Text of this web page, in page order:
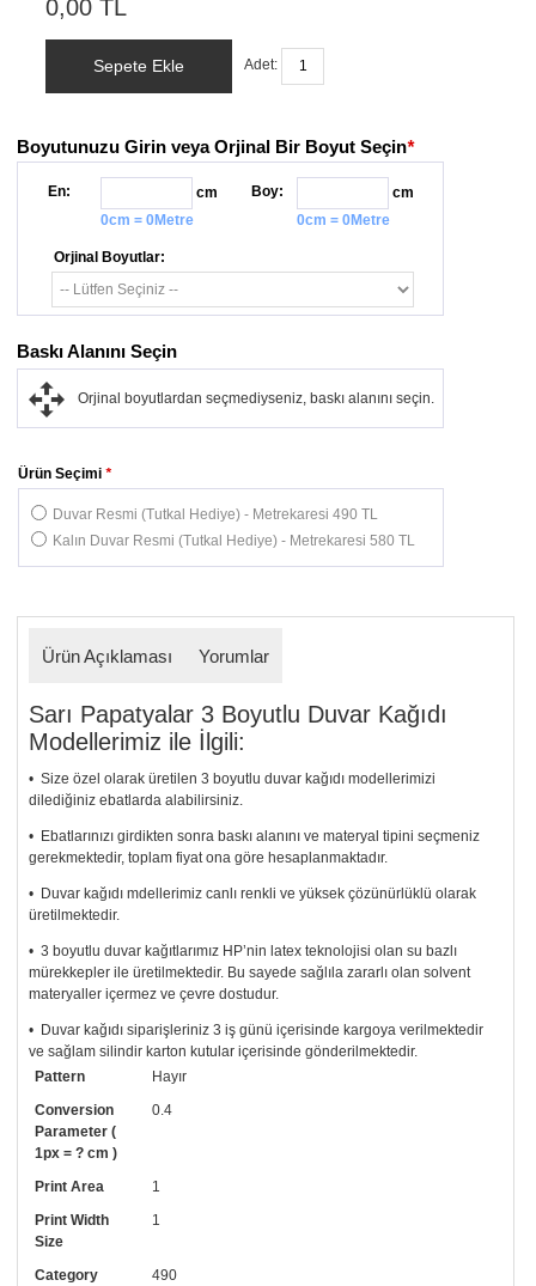
0,00 TL
Sepete Ekle Adet:
Boyutunuzu Girin veya Orjinal Bir Boyut Seçin*
En:
cm
0cm = 0Metre
Boy:
cm
0cm = 0Metre
Orjinal Boyutlar:
*
Ürün Seçimi
Duvar Resmi (Tutkal Hediye) - Metrekaresi 490 TL
Kalın Duvar Resmi (Tutkal Hediye) - Metrekaresi 580 TL
Baskı Alanını Seçin
Orjinal boyutlardan seçmediyseniz, baskı alanını seçin.
Ürün Açıklaması Yorumlar
Sarı Papatyalar 3 Boyutlu Duvar Kağıdı
Modellerimiz ile İlgili:
• Size özel olarak üretilen 3 boyutlu duvar kağıdı modellerimizi
dilediğiniz ebatlarda alabilirsiniz.
• Ebatlarınızı girdikten sonra baskı alanını ve materyal tipini seçmeniz
gerekmektedir, toplam fiyat ona göre hesaplanmaktadır.
• Duvar kağıdı mdellerimiz canlı renkli ve yüksek çözünürlüklü olarak
üretilmektedir.
• 3 boyutlu duvar kağıtlarımız HP’nin latex teknolojisi olan su bazlı
mürekkepler ile üretilmektedir. Bu sayede sağlıla zararlı olan solvent
materyaller içermez ve çevre dostudur.
• Duvar kağıdı siparişleriniz 3 iş günü içerisinde kargoya verilmektedir
ve sağlam silindir karton kutular içerisinde gönderilmektedir.
• Tutkalınız, siparişiniz ile birlikte ücretsiz olarak gönderilecektir.
Uygulaması standart duvar kağıdı ile aynıdır. Siparişiniz ile birlikte
uygulama kılavuzu da gönderilecektir.
• Resimli duvar kağıdı modelinizi siyah beyaz renklerde istiyorsanız bizi
arayıp talebinizi iletebilirsiniz.
• Görselde düzenleme yaptırmak istiyorsanız yine bize telefon
numaramızdan ulaşabilirsiniz.
Pattern
Hayır
Conversion
Parameter (
1px = ? cm )
0.4
Print Area
1
Print Width
Size
1
Category
490